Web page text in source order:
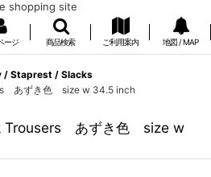
shopping site
ージ 商品検索 ご利用案内 地図 / MAP
/ Staprest / Slacks
あずき色 size w 34.5 inch
Trousers あずき色 size w